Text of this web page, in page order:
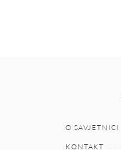
O SAVJETNICI
KONTAKT